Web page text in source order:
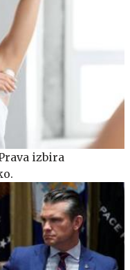
izbira